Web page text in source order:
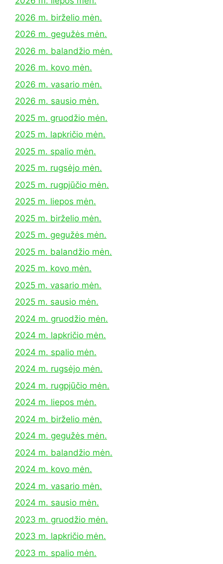
2026 m. birželio mėn.
2026 m. gegužės mėn.
2026 m. balandžio mėn.
2026 m. kovo mėn.
2026 m. vasario mėn.
2026 m. sausio mėn.
2025 m. gruodžio mėn.
2025 m. lapkričio mėn.
2025 m. spalio mėn.
2025 m. rugsėjo mėn.
2025 m. rugpjūčio mėn.
2025 m. liepos mėn.
2025 m. birželio mėn.
2025 m. gegužės mėn.
2025 m. balandžio mėn.
2025 m. kovo mėn.
2025 m. vasario mėn.
2025 m. sausio mėn.
2024 m. gruodžio mėn.
2024 m. lapkričio mėn.
2024 m. spalio mėn.
2024 m. rugsėjo mėn.
2024 m. rugpjūčio mėn.
2024 m. liepos mėn.
2024 m. birželio mėn.
2024 m. gegužės mėn.
2024 m. balandžio mėn.
2024 m. kovo mėn.
2024 m. vasario mėn.
2024 m. sausio mėn.
2023 m. gruodžio mėn.
2023 m. lapkričio mėn.
2023 m. spalio mėn.